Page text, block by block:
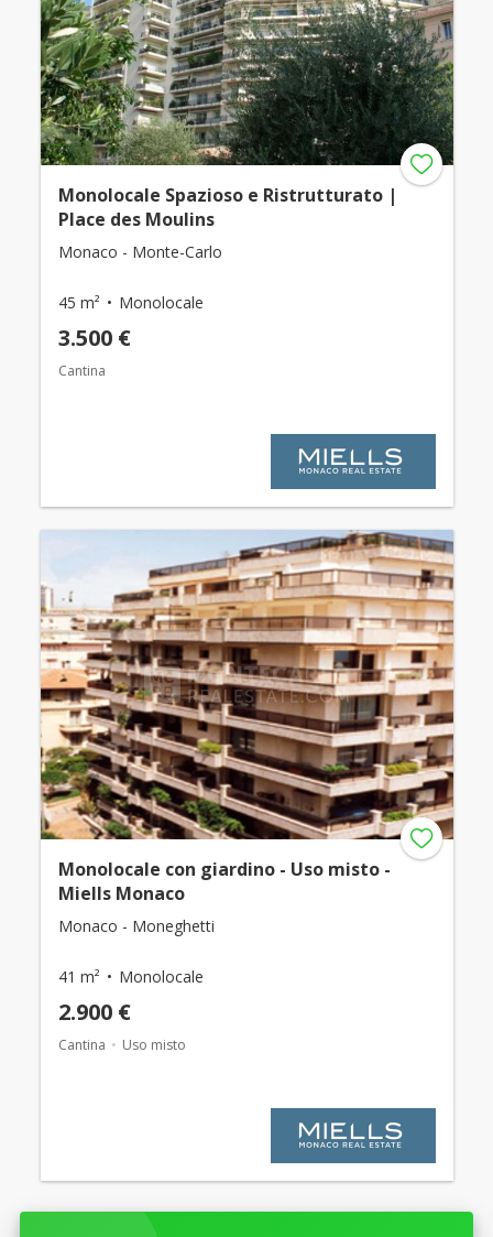
Monolocale Spazioso e Ristrutturato |
Place des Moulins
Monaco - Monte-Carlo
45 m² Monolocale
3.500 €
Cantina
Monolocale con giardino - Uso misto -
Miells Monaco
Monaco - Moneghetti
41 m² Monolocale
2.900 €
Cantina Uso misto